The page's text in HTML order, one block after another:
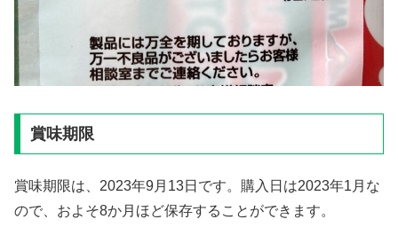
賞味期限
賞味期限は、2023年9月13日です。購入日は2023年1月な
ので、およそ8か月ほど保存することができます。